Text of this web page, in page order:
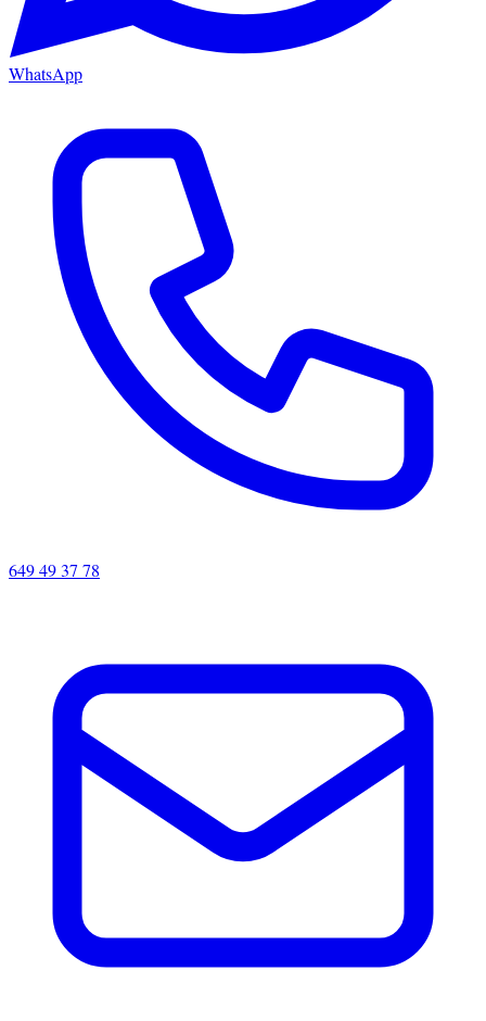
WhatsApp
649 49 37 78